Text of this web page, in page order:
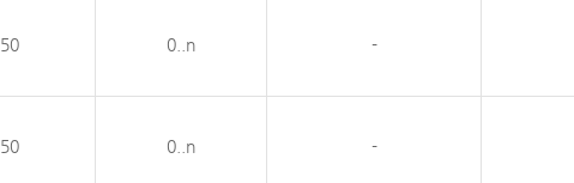
50 0..n -
50 0..n -